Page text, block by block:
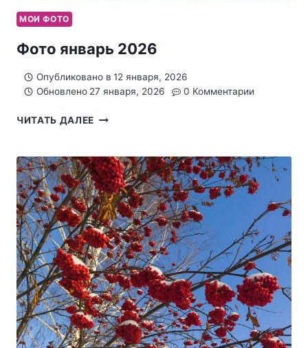
МОИ ФОТО
Фото январь 2026
Опубликовано в 12 января, 2026
Обновлено 27 января, 2026 0 Комментарии
ЧИТАТЬ ДАЛЕЕ ФОТО